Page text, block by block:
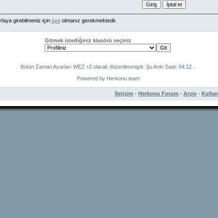
girebilmeniz için üyeolmanız gerekmektedir.
Gitmek istediğiniz klasörü seçiniz
Bütün Zaman Ayarları WEZ +2 olarak düzenlenmiştir. Şu Anki Saat: 04:12
Powered by Herkonu team
İletişim - Herkonu Forum - Arşiv -